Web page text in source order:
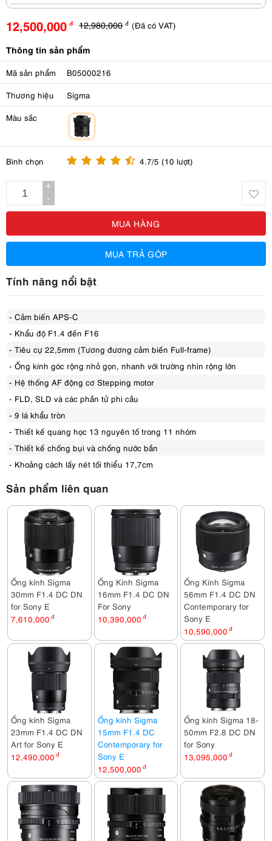
12,500,000 đ 12,980,000 đ (Đã có VAT)
Thông tin sản phẩm
Mã sản phẩm B05000216
Thương hiệu Sigma
Màu sắc
Bình chọn 4.7/5 (10 lượt)
+
-
MUA HÀNG
MUA TRẢ GÓP
Tính năng nổi bật
- Cảm biến APS-C
- Khẩu độ F1.4 đến F16
- Tiêu cự 22,5mm (Tương đương cảm biến Full-frame)
- Ống kính góc rộng nhỏ gọn, nhanh với trường nhìn rộng lớn
- Hệ thống AF động cơ Stepping motor
- FLD, SLD và các phần tử phi cầu
- 9 lá khẩu tròn
- Thiết kế quang học 13 nguyên tố trong 11 nhóm
- Thiết kế chống bụi và chống nước bắn
- Khoảng cách lấy nét tối thiểu 17,7cm
Sản phẩm liên quan
Ống kính Sigma
30mm F1.4 DC DN
for Sony E
7,610,000 đ
Ống Kính Sigma
16mm F1.4 DC DN
For Sony
10,390,000 đ
Ống Kính Sigma
56mm F1.4 DC DN
Contemporary for
Sony E
10,590,000 đ
Ống kính Sigma
23mm F1.4 DC DN
Art for Sony E
12,490,000 đ
Ống kính Sigma
15mm F1.4 DC
Contemporary for
Sony E
12,500,000 đ
Ống kính Sigma 18-
50mm F2.8 DC DN
for Sony
13,095,000 đ